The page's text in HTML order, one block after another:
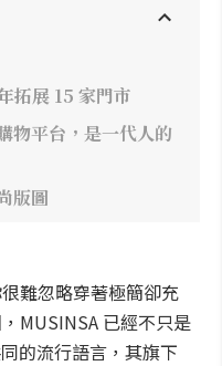
拓展 15 家門市
物平台，是一代人的
版圖
難忽略穿著極簡卻充
MUSINSA 已經不只是
的流行語言，其旗下